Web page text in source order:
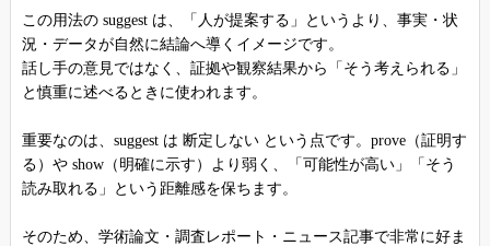
この用法の suggest は、「人が提案する」というより、事実・状
況・データが自然に結論へ導くイメージです。
話し手の意見ではなく、証拠や観察結果から「そう考えられる」
と慎重に述べるときに使われます。
重要なのは、suggest は 断定しない という点です。prove（証明す
る）や show（明確に示す）より弱く、「可能性が高い」「そう
読み取れる」という距離感を保ちます。
そのため、学術論文・調査レポート・ニュース記事で非常に好ま